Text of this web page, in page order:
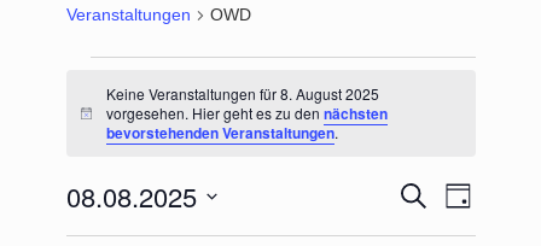
Veranstaltungen OWD
August
Hinweis
Keine Veranstaltungen für 8. August 2025
vorgesehen. Hier geht es zu dennächsten
bevorstehenden Veranstaltungen.
Veranstaltungen
Suche
und
Suche
Ansichten-
Navigation
Tag
08.08.2025